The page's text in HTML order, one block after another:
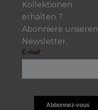
Kollektionen
erhalten ?
Abonniere unseren
Newsletter.